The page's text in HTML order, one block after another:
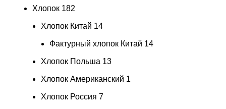
Хлопок 182
Хлопок Китай 14
Фактурный хлопок Китай 14
Хлопок Польша 13
Хлопок Американский 1
Хлопок Россия 7